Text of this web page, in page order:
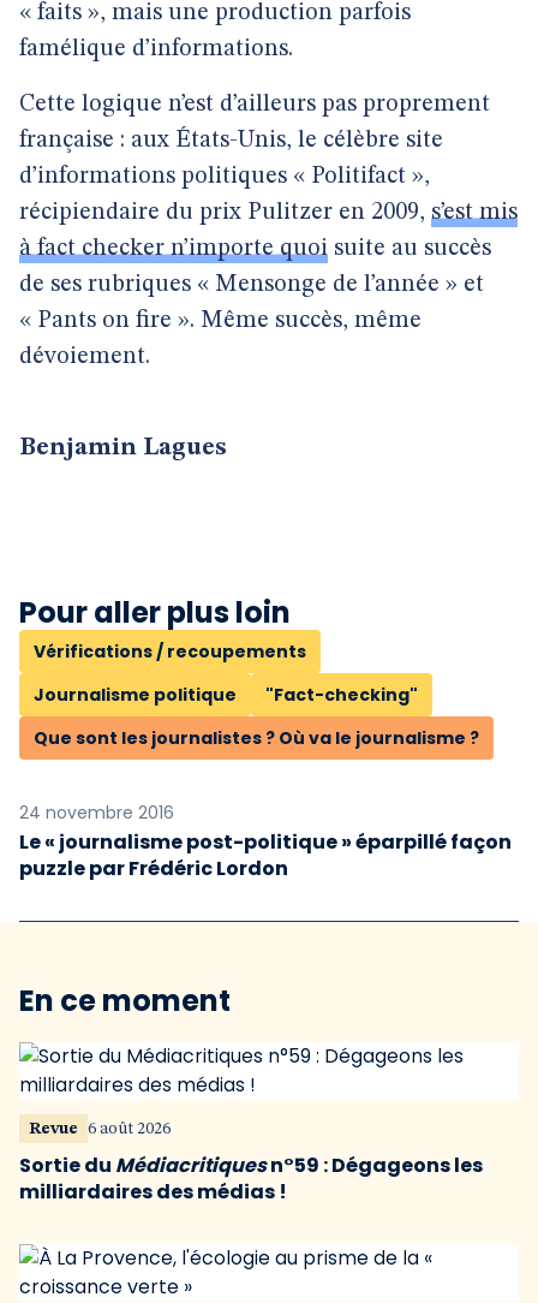
« faits », mais une production parfois
famélique d’informations.
Cette logique n’est d’ailleurs pas proprement
française : aux États-Unis, le célèbre site
d’informations politiques « Politifact »,
récipiendaire du prix Pulitzer en 2009, s’est mis
à fact checker n’importe quoi suite au succès
de ses rubriques « Mensonge de l’année » et
« Pants on fire ». Même succès, même
dévoiement.
Benjamin Lagues
Pour aller plus loin
Vérifications / recoupements
Journalisme politique
"Fact-checking"
Que sont les journalistes ? Où va le journalisme ?
24 novembre 2016
Le « journalisme post-politique » éparpillé façon
puzzle par Frédéric Lordon
En ce moment
Revue 6 août 2026
Sortie du Médiacritiquesn°59 : Dégageons les
milliardaires des médias !